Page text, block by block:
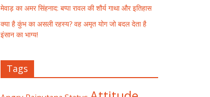
मेवाड़ का अमर सिंहनाद: बप्पा रावल की शौर्य गाथा और इतिहास
क्या है कुंभ का असली रहस्य? वह अमृत योग जो बदल देता है
इंसान का भाग्य!
Tags